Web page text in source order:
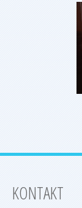
KONTAKT